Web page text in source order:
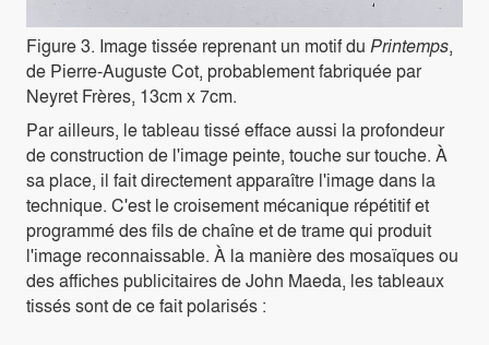
Figure 3. Image tissée reprenant un motif du Printemps,
de Pierre-Auguste Cot, probablement fabriquée par
Neyret Frères, 13cm x 7cm.
Par ailleurs, le tableau tissé efface aussi la profondeur
de construction de l'image peinte, touche sur touche. À
sa place, il fait directement apparaître l'image dans la
technique. C'est le croisement mécanique répétitif et
programmé des fils de chaîne et de trame qui produit
l'image reconnaissable. À la manière des mosaïques ou
des affiches publicitaires de John Maeda, les tableaux
tissés sont de ce fait polarisés :